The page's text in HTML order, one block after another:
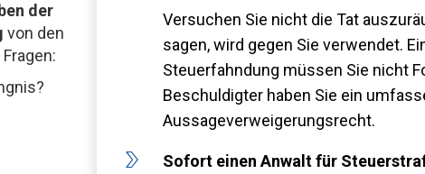
der
von den
Versuchen Sie nicht die Tat
sagen, wird gegen Sie verwendet.
Steuerfahndung müssen Sie nicht
Beschuldigter haben Sie ein
Aussageverweigerungsrecht.
Sofort einen Anwalt für